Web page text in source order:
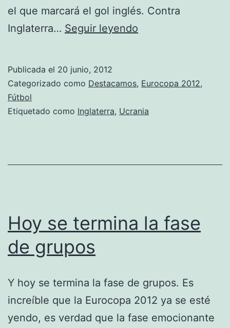
el que marcará el gol inglés. Contra
Inglaterra… Seguir leyendo
primera
Publicada el 20 junio, 2012
Categorizado como Destacamos, Eurocopa 2012,
Fútbol
Etiquetado como Inglaterra, Ucrania
Hoy se termina la fase
de grupos
Y hoy se termina la fase de grupos. Es
increíble que la Eurocopa 2012 ya se esté
yendo, es verdad que la fase emocionante